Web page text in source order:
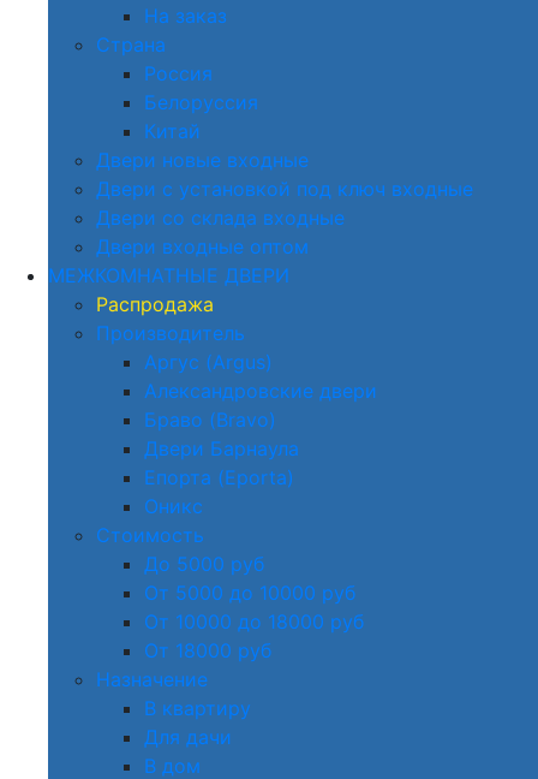
На заказ
Страна
Россия
Белоруссия
Китай
Двери новые входные
Двери с установкой под ключ входные
Двери со склада входные
Двери входные оптом
МЕЖКОМНАТНЫЕ ДВЕРИ
Распродажа
Производитель
Аргус (Argus)
Александровские двери
Браво (Bravo)
Двери Барнаула
Епорта (Eporta)
Оникс
Стоимость
До 5000 руб
От 5000 до 10000 руб
От 10000 до 18000 руб
От 18000 руб
Назначение
В квартиру
Для дачи
В дом